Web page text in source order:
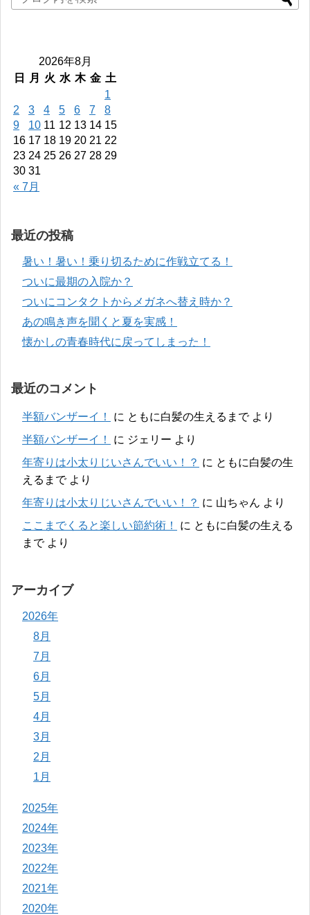
2026年8月
日
月 火 水 木 金 土
« 7月
1
2
3 4 5 6 7
8
9
10 11 12 13 14 15
16 17 18 19 20 21 22
23 24 25 26 27 28 29
30 31
最近の投稿
暑い！暑い！乗り切るために作戦立てる！
ついに最期の入院か？
ついにコンタクトからメガネへ替え時か？
あの鳴き声を聞くと夏を実感！
懐かしの青春時代に戻ってしまった！
最近のコメント
半額バンザーイ！ に ともに白髪の生えるまでより
半額バンザーイ！
に ジェリー より
年寄りは小太りじいさんでいい！？ に ともに白髪の生
えるまでより
年寄りは小太りじいさんでいい！？ に 山ちゃん より
ここまでくると楽しい節約術！
に ともに白髪の生える
までより
アーカイブ
2026年
8月
7月
6月
5月
4月
3月
2月
1月
2025年
2024年
2023年
2022年
2021年
2020年